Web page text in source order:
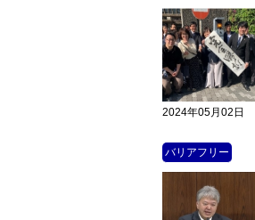
2024年05月02日
バリアフリー